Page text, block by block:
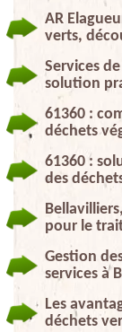
AR
verts,
Services
solution
61360 :
déchets
61360 :
des
pour le
Gestion
services à
Les
déchets